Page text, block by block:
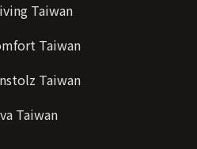
Taiwan
Taiwan
Taiwan
Taiwan